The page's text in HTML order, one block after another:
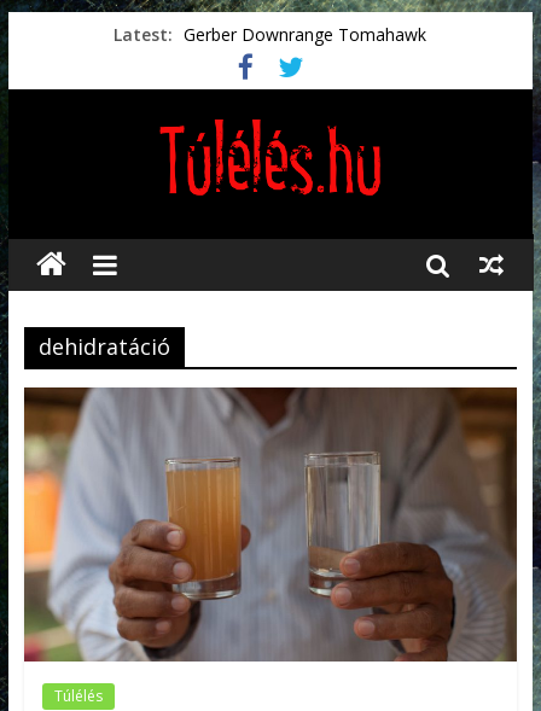
Latest: Gerber Downrange Tomahawk
Vészhelyzeti élelmiszerek
Svéd vészhelyzeti tájékoztató.
Vészhelyzetkezelés
Préselt törlőkendők
dehidratáció
Túlélés